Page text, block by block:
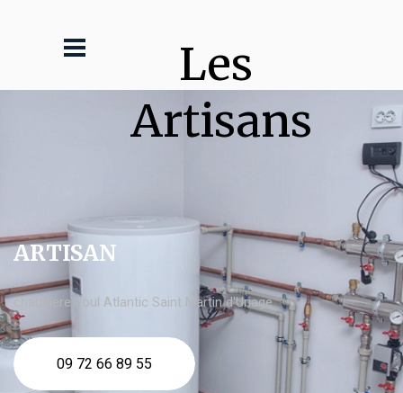
Les
Artisans
ARTISAN
chaudière fioul Atlantic Saint Martin d'Uriage
09 72 66 89 55